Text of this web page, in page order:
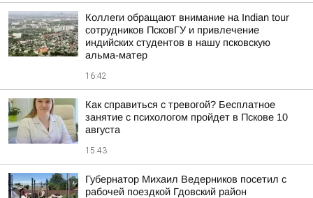
Коллеги обращают внимание на Indian tour
сотрудников ПсковГУ и привлечение
индийских студентов в нашу псковскую
альма-матер
16:42
Как справиться с тревогой? Бесплатное
занятие с психологом пройдет в Пскове 10
августа
15:43
Губернатор Михаил Ведерников посетил с
рабочей поездкой Гдовский район